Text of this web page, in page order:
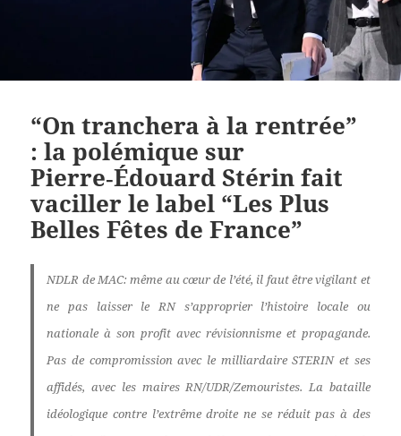
“On tranchera à la rentrée”
: la polémique sur
Pierre‑Édouard Stérin fait
vaciller le label “Les Plus
Belles Fêtes de France”
NDLR de MAC: même au cœur de l’été, il faut être vigilant et
ne pas laisser le RN s’approprier l’histoire locale ou
nationale à son profit avec révisionnisme et propagande.
Pas de compromission avec le milliardaire STERIN et ses
affidés, avec les maires RN/UDR/Zemouristes. La bataille
idéologique contre l’extrême droite ne se réduit pas à des